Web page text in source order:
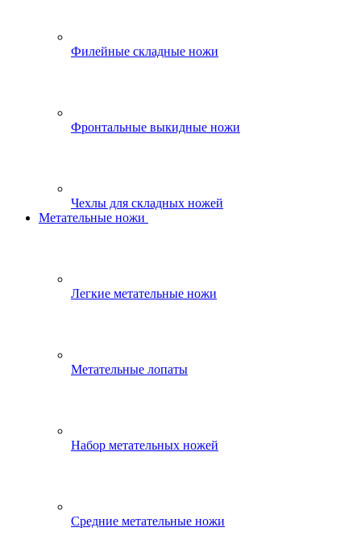
Филейные складные ножи
Фронтальные выкидные ножи
Чехлы для складных ножей
Метательные ножи
Легкие метательные ножи
Метательные лопаты
Набор метательных ножей
Средние метательные ножи